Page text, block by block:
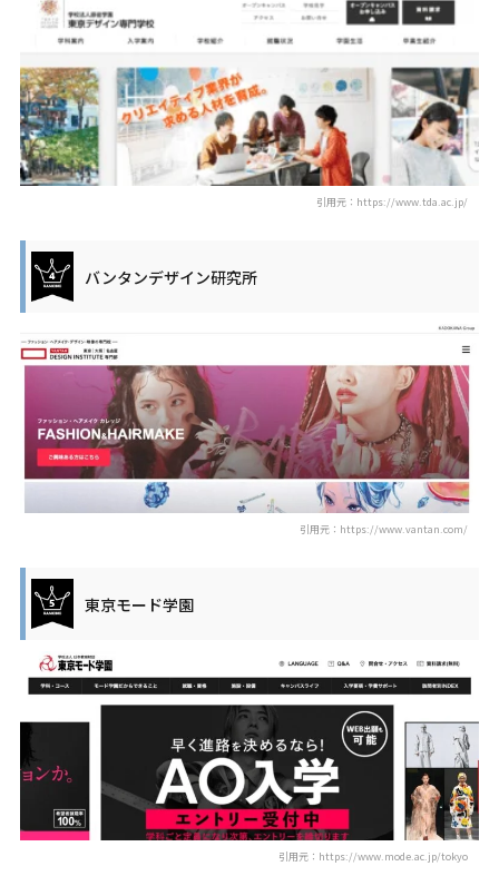
引用元：https://www.tda.ac.jp/
バンタンデザイン研究所
引用元：https://www.vantan.com/
東京モード学園
引用元：https://www.mode.ac.jp/tokyo